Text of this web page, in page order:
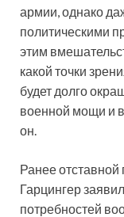
армии, однако
политическими
этим
какой точки
будет долго
военной мощи и
он.
Ранее
Гарцингер
потребностей